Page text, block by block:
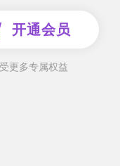
开通会员
更多专属权益